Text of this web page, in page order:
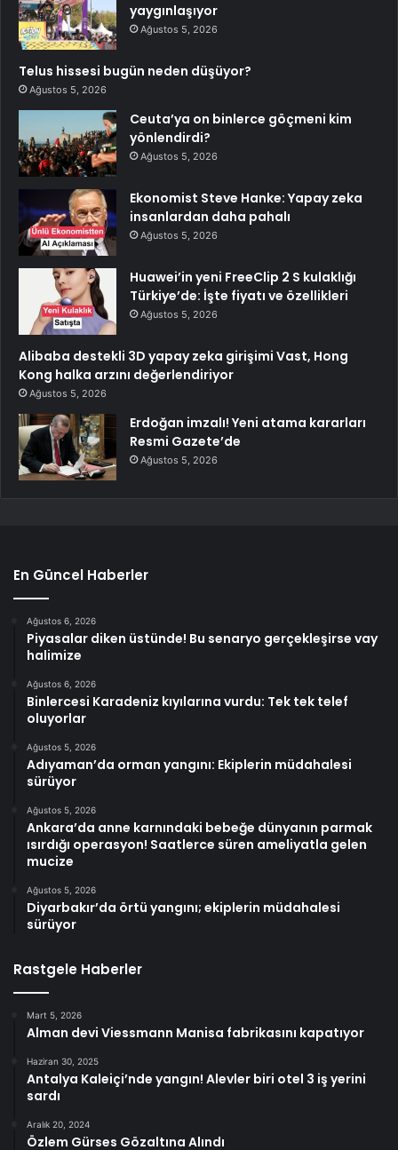
yaygınlaşıyor
Ağustos 5, 2026
Telus hissesi bugün neden düşüyor?
Ağustos 5, 2026
Ceuta’ya on binlerce göçmeni kim
yönlendirdi?
Ağustos 5, 2026
Ekonomist Steve Hanke: Yapay zeka
insanlardan daha pahalı
Ağustos 5, 2026
Huawei’in yeni FreeClip 2 S kulaklığı
Türkiye’de: İşte fiyatı ve özellikleri
Ağustos 5, 2026
Alibaba destekli 3D yapay zeka girişimi Vast, Hong
Kong halka arzını değerlendiriyor
Ağustos 5, 2026
Erdoğan imzalı! Yeni atama kararları
Resmi Gazete’de
Ağustos 5, 2026
En Güncel Haberler
Ağustos 6, 2026
Piyasalar diken üstünde! Bu senaryo gerçekleşirse vay
halimize
Ağustos 6, 2026
Binlercesi Karadeniz kıyılarına vurdu: Tek tek telef
oluyorlar
Ağustos 5, 2026
Adıyaman’da orman yangını: Ekiplerin müdahalesi
sürüyor
Ağustos 5, 2026
Ankara’da anne karnındaki bebeğe dünyanın parmak
ısırdığı operasyon! Saatlerce süren ameliyatla gelen
mucize
Ağustos 5, 2026
Diyarbakır’da örtü yangını; ekiplerin müdahalesi
sürüyor
Rastgele Haberler
Mart 5, 2026
Alman devi Viessmann Manisa fabrikasını kapatıyor
Haziran 30, 2025
Antalya Kaleiçi’nde yangın! Alevler biri otel 3 iş yerini
sardı
Aralık 20, 2024
Özlem Gürses Gözaltına Alındı